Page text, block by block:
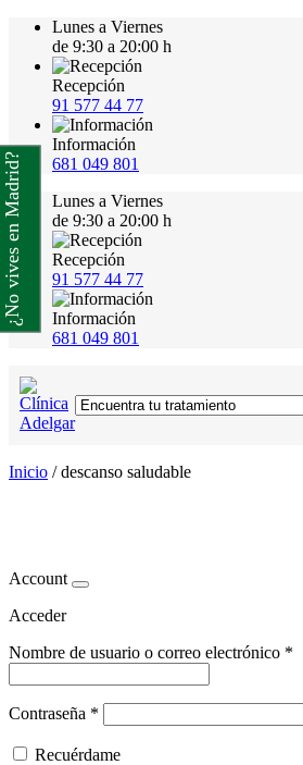
Lunes a Viernes
de 9:30 a 20:00 h
Recepción
91 577 44 77
Información
681 049 801
Lunes a Viernes
de 9:30 a 20:00 h
Recepción
91 577 44 77
Información
681 049 801
Inicio /descanso saludable
Account
Acceder
Nombre de usuario o correo electrónico *
Contraseña *
Recuérdame
¿No vives en Madrid?